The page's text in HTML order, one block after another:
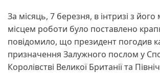
За місяць, 7 березня, в інтризі з його
місцем роботи було поставлено
повідомило, що президент погодив
призначення Залужного послом у
Королівстві Великої Британії та